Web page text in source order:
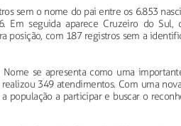
sem o nome do pai entre os 6.853
seguida aparece Cruzeiro do Sul,
posição, com 187 registros sem a
se apresenta como uma
349 atendimentos. Com uma
população a participar e buscar o